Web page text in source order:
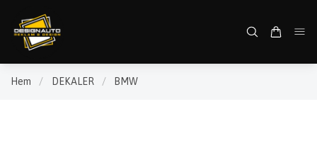
Hem / DEKALER / BMW